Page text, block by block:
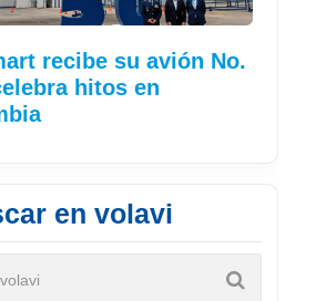
recibe su avión No.
hitos en
en volavi